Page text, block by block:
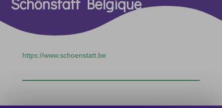
https://www.schoenstatt.be